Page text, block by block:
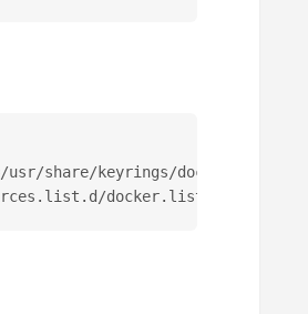
share/keyrings/docker-